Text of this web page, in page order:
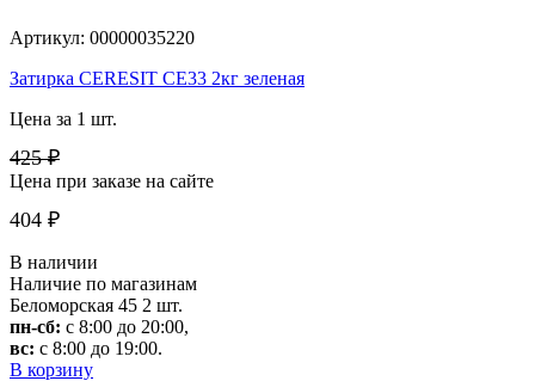
Артикул: 00000035220
Затирка CERESIT CE33 2кг зеленая
Цена за 1 шт.
425 ₽
Цена при заказе на сайте
404 ₽
В наличии
Наличие по магазинам
Беломорская 45 2 шт.
пн-сб: с 8:00 до 20:00,
вс: с 8:00 до 19:00.
В корзину